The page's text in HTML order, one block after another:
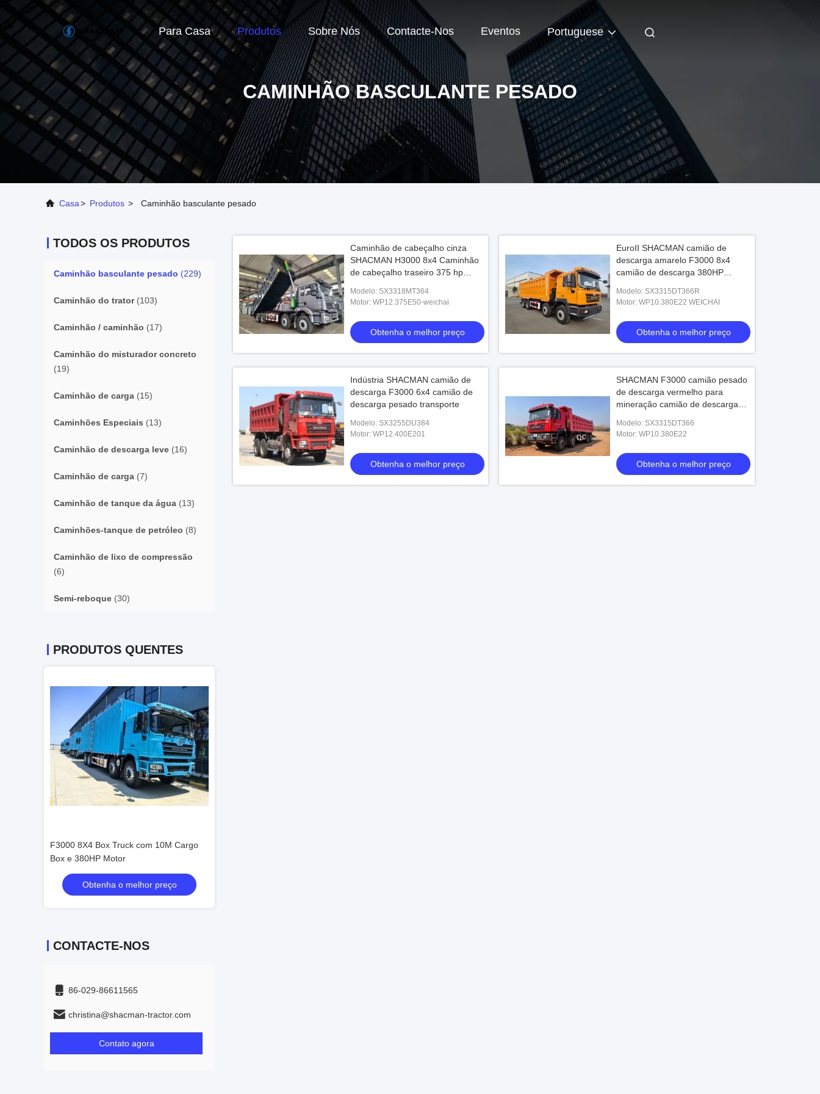
Para Casa Produtos Sobre Nós Contacte-Nos Eventos Portuguese
CAMINHÃO BASCULANTE PESADO
Casa> Produtos > Caminhão basculante pesado
TODOS OS PRODUTOS
Caminhão basculante pesado (229)
Caminhão do trator(103)
Caminhão / caminhão (17)
Caminhão do misturador concreto
(19)
Caminhão de carga (15)
Caminhões Especiais (13)
Caminhão de descarga leve (16)
Caminhão de carga (7)
Caminhão de tanque da água (13)
Caminhões-tanque de petróleo (8)
Caminhão de lixo de compressão
(6)
Semi-reboque (30)
PRODUTOS QUENTES
F3000 8X4 Box Truck com 10M Cargo
Box e 380HP Motor
Obtenha o melhor preço
CONTACTE-NOS
86-029-86611565
christina@shacman-tractor.com
Contato agora
Caminhão de cabeçalho cinza
SHACMAN H3000 8x4 Caminhão
de cabeçalho traseiro 375 hp
Modelo: SX3318MT364
Motor: WP12.375E50-weichai
Obtenha o melhor preço
EuroII SHACMAN camião de
descarga amarelo F3000 8x4
camião de descarga 380HP
Modelo: SX3315DT366R
Motor: WP10.380E22 WEICHAI
Obtenha o melhor preço
Indústria SHACMAN camião de
descarga F3000 6x4 camião de
descarga pesado transporte
Modelo: SX3255DU384
Motor: WP12.400E201
Obtenha o melhor preço
SHACMAN F3000 camião pesado
de descarga vermelho para
mineração camião de descarga
Modelo: SX3315DT366
Motor: WP10.380E22
Obtenha o melhor preço